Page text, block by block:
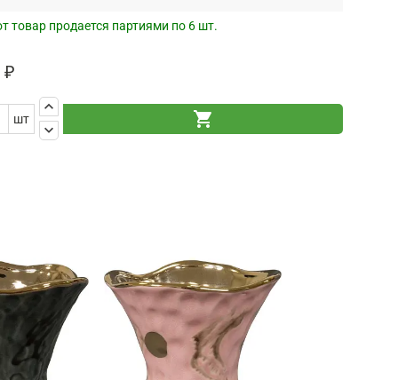
товар продается партиями по 6 шт.
₽
шт
keyboard_arrow_up
keyboard_arrow_down
shopping_cart